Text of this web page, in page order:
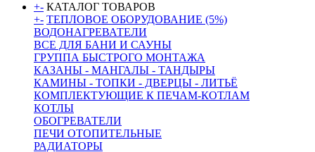
+- КАТАЛОГ ТОВАРОВ
+- ТЕПЛОВОЕ ОБОРУДОВАНИЕ (5%)
ВОДОНАГРЕВАТЕЛИ
ВСЕ ДЛЯ БАНИ И САУНЫ
ГРУППА БЫСТРОГО МОНТАЖА
КАЗАНЫ - МАНГАЛЫ - ТАНДЫРЫ
КАМИНЫ - ТОПКИ - ДВЕРЦЫ - ЛИТЬЁ
КОМПЛЕКТУЮЩИЕ К ПЕЧАМ-КОТЛАМ
КОТЛЫ
ОБОГРЕВАТЕЛИ
ПЕЧИ ОТОПИТЕЛЬНЫЕ
РАДИАТОРЫ